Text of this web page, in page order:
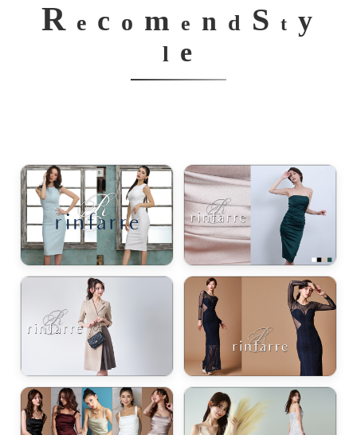
R e c o m e n d S t y
l e